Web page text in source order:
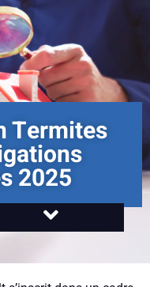
Termites
2025